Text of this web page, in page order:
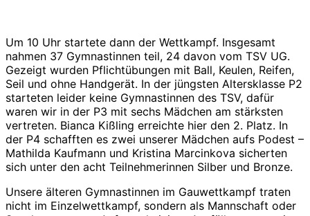
Um 10 Uhr startete dann der Wettkampf. Insgesamt
nahmen 37 Gymnastinnen teil, 24 davon vom TSV UG.
Gezeigt wurden Pflichtübungen mit Ball, Keulen, Reifen,
Seil und ohne Handgerät. In der jüngsten Altersklasse P2
starteten leider keine Gymnastinnen des TSV, dafür
waren wir in der P3 mit sechs Mädchen am stärksten
vertreten. Bianca Kißling erreichte hier den 2. Platz. In
der P4 schafften es zwei unserer Mädchen aufs Podest –
Mathilda Kaufmann und Kristina Marcinkova sicherten
sich unter den acht Teilnehmerinnen Silber und Bronze.
Unsere älteren Gymnastinnen im Gauwettkampf traten
nicht im Einzelwettkampf, sondern als Mannschaft oder